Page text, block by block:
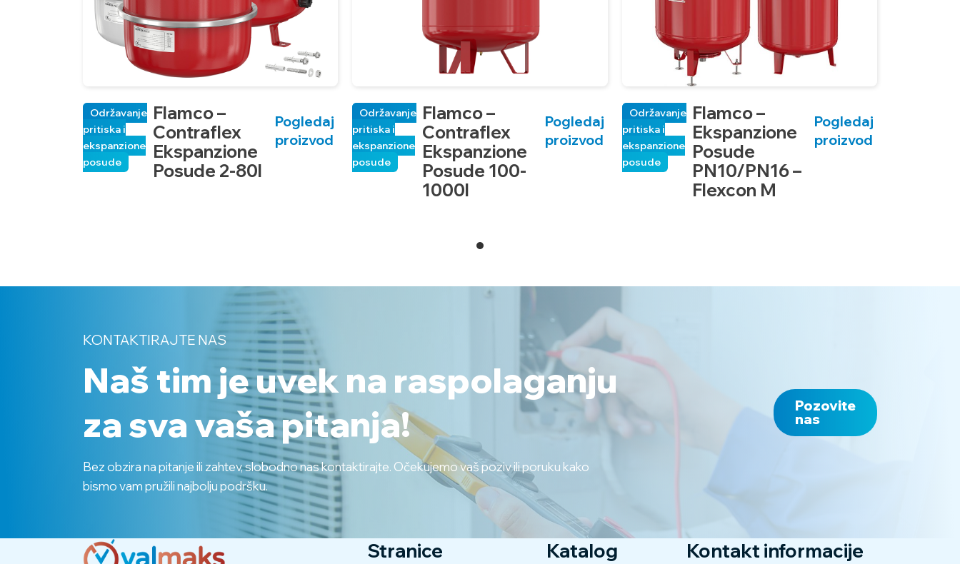
Flamco –
Contraflex
Ekspanzione
Posude 2-80l
Održavanje
pritiska i
ekspanzione
posude
Pogledaj
proizvod
Flamco –
Contraflex
Ekspanzione
Posude 100-
1000l
Održavanje
pritiska i
ekspanzione
posude
Pogledaj
proizvod
Flamco –
Ekspanzione
Posude
PN10/PN16 –
Flexcon M
Održavanje
pritiska i
ekspanzione
posude
Pogledaj
proizvod
KONTAKTIRAJTE NAS
Naš tim je uvek na raspolaganju
za sva vaša pitanja!
Bez obzira na pitanje ili zahtev, slobodno nas kontaktirajte. Očekujemo vaš poziv ili poruku kako
bismo vam pružili najbolju podršku.
Pozovite
nas
Stranice Katalog Kontakt informacije